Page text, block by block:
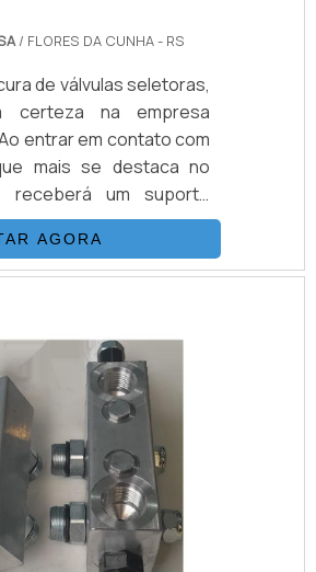
/ FLORES DA CUNHA - RS
de válvulas seletoras,
certeza na empresa
entrar em contato com
mais se destaca no
receberá um suporte
eventuais dúvidas
ser adquirido.Quando o
seletoras, com a melhor
eficaz em todo o
AGORA